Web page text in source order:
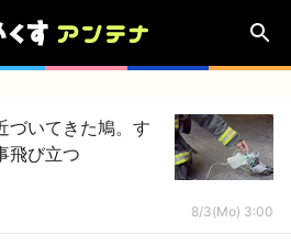
づいてきた鳩。す
飛び立つ
8/3(Mo) 3:00